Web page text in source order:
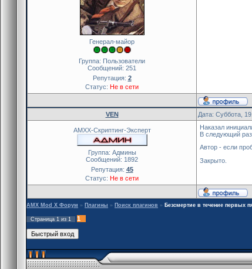
Генерал-майор
Группа: Пользователи
Сообщений: 251
Репутация: 2
Статус: Не в сети
VEN Дата: Суббота,
AMXX-Скриптинг-Эксперт
Группа: Админы
Сообщений: 1892
Репутация: 45
Статус: Не в сети
Наказал
В следующий раз
Автор - если
Закрыто.
AMX Mod X Форум » Плагины » Поиск плагинов » Безсмертие в течение первых
Страница 1 из 1 1